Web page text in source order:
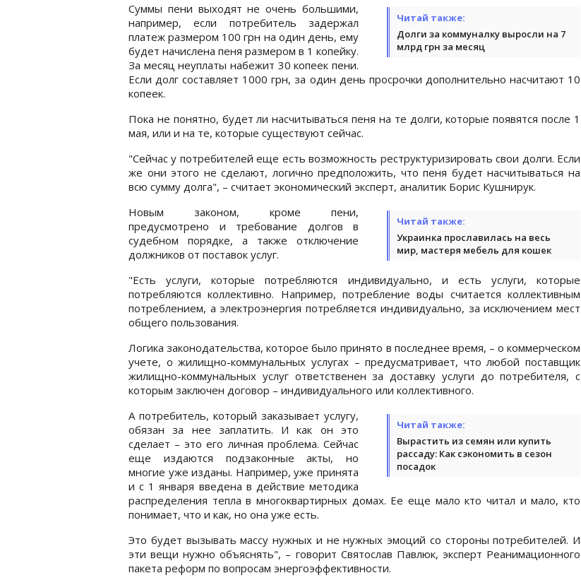
Читай также:
Долги за коммуналку выросли на 7
млрд грн за месяц
Суммы пени выходят не очень большими,
например, если потребитель задержал
платеж размером 100 грн на один день, ему
будет начислена пеня размером в 1 копейку.
За месяц неуплаты набежит 30 копеек пени.
Если долг составляет 1000 грн, за один день просрочки дополнительно насчитают 10
копеек.
Пока не понятно, будет ли насчитываться пеня на те долги, которые появятся после 1
мая, или и на те, которые существуют сейчас.
"Сейчас у потребителей еще есть возможность реструктуризировать свои долги. Если
же они этого не сделают, логично предположить, что пеня будет насчитываться на
всю сумму долга", – считает экономический эксперт, аналитик Борис Кушнирук.
Читай также:
Украинка прославилась на весь
мир, мастеря мебель для кошек
Новым законом, кроме пени,
предусмотрено и требование долгов в
судебном порядке, а также отключение
должников от поставок услуг.
"Есть услуги, которые потребляются индивидуально, и есть услуги, которые
потребляются коллективно. Например, потребление воды считается коллективным
потреблением, а электроэнергия потребляется индивидуально, за исключением мест
общего пользования.
Логика законодательства, которое было принято в последнее время, – о коммерческом
учете, о жилищно-коммунальных услугах – предусматривает, что любой поставщик
жилищно-коммунальных услуг ответственен за доставку услуги до потребителя, с
которым заключен договор – индивидуального или коллективного.
Читай также:
Вырастить из семян или купить
рассаду: Как сэкономить в сезон
посадок
А потребитель, который заказывает услугу,
обязан за нее заплатить. И как он это
сделает – это его личная проблема. Сейчас
еще издаются подзаконные акты, но
многие уже изданы. Например, уже принята
и с 1 января введена в действие методика
распределения тепла в многоквартирных домах. Ее еще мало кто читал и мало, кто
понимает, что и как, но она уже есть.
Это будет вызывать массу нужных и не нужных эмоций со стороны потребителей. И
эти вещи нужно объяснять", – говорит Святослав Павлюк, эксперт Реанимационного
пакета реформ по вопросам энергоэффективности.